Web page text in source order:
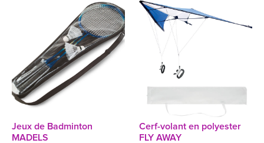
Jeux de Badminton
MADELS
Cerf-volant en polyester
FLY AWAY